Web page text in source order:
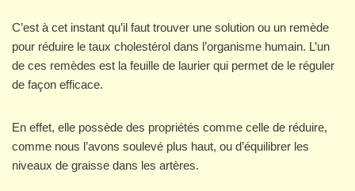
C’est à cet instant qu’il faut trouver une solution ou un remède
pour réduire le taux cholestérol dans l’organisme humain. L’un
de ces remèdes est la feuille de laurier qui permet de le réguler
de façon efficace.
En effet, elle possède des propriétés comme celle de réduire,
comme nous l’avons soulevé plus haut, ou d’équilibrer les
niveaux de graisse dans les artères.